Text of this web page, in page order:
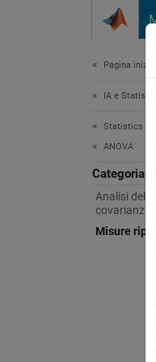
Pagina
IA e
Statistics
ANOVA
Categoria
Analisi della
covarianza
Misure